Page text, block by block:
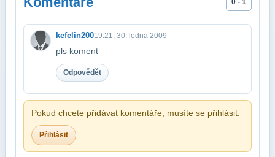
kefelin20019:21, 30. ledna 2009
pls koment
Odpovědět
Pokud chcete přidávat komentáře, musíte se přihlásit.
Přihlásit